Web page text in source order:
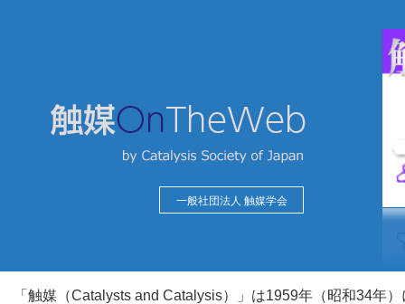
一般社団法人 触媒学会
「触媒（Catalysts and Catalysis）」は1959年（昭和34年